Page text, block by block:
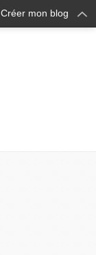
Créer mon blog